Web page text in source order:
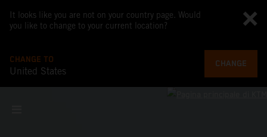
It looks like you are not on your country page. Would
you like to change to your current location?
CHANGE TO
United States
CHANGE